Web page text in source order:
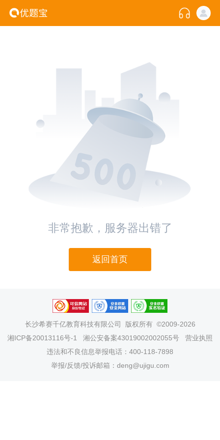
非常抱歉，服务器出错了
返回首页
长沙希赛千亿教育科技有限公司
版权所有 ©2009-2026
湘ICP备20013116号-1
湘公安备案43019002002055号
营业执照
违法和不良信息举报电话：400-118-7898
举报/反馈/投诉邮箱：deng@ujigu.com